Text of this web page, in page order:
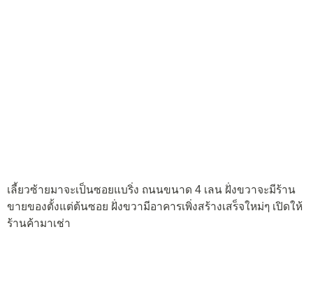
เลี้ยวซ้ายมาจะเป็นซอยแบริ่ง ถนนขนาด 4 เลน ฝั่งขวาจะมีร้าน
ขายของตั้งแต่ต้นซอย ฝั่งขวามีอาคารเพิ่งสร้างเสร็จใหม่ๆ เปิดให้
ร้านค้ามาเช่า